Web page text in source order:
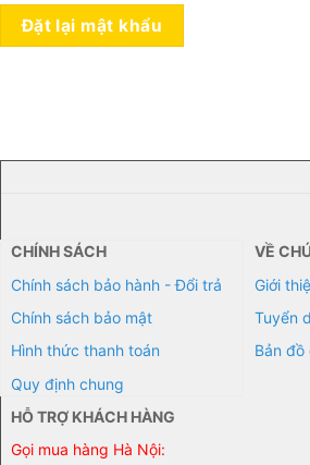
Đặt lại mật khẩu
CHÍNH SÁCH
Chính sách bảo hành - Đổi trả
Chính sách bảo mật
Hình thức thanh toán
Quy định chung
VỀ
Giới
Tuyển
Bản đồ
HỖ TRỢ KHÁCH HÀNG
Gọi mua hàng Hà Nội: